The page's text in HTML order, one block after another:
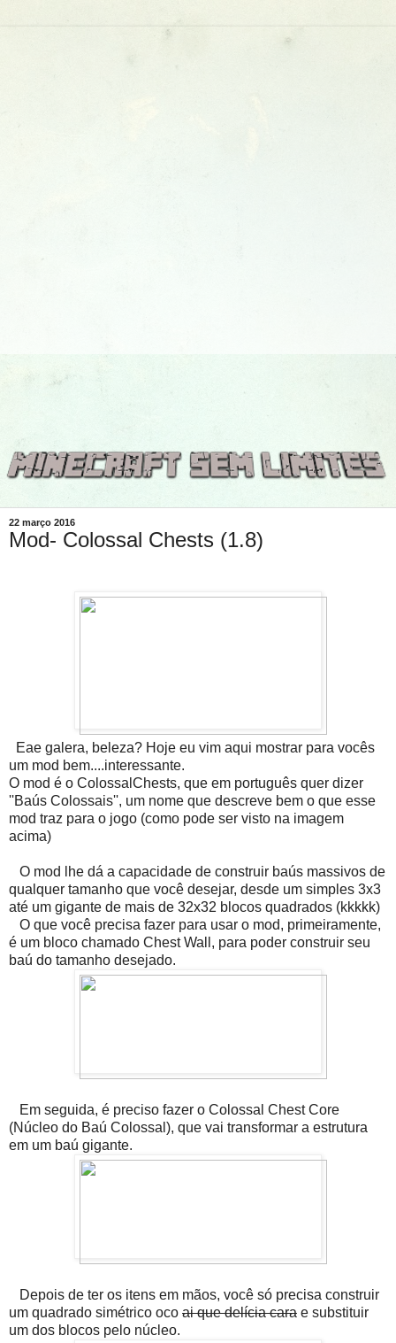
22 março 2016
Mod- Colossal Chests (1.8)
Eae galera, beleza? Hoje eu vim aqui mostrar para vocês
um mod bem....interessante.
O mod é o ColossalChests, que em português quer dizer
''Baús Colossais'', um nome que descreve bem o que esse
mod traz para o jogo (como pode ser visto na imagem
acima)
O mod lhe dá a capacidade de construir baús massivos de
qualquer tamanho que você desejar, desde um simples 3x3
até um gigante de mais de 32x32 blocos quadrados (kkkkk)
O que você precisa fazer para usar o mod, primeiramente,
é um bloco chamado Chest Wall, para poder construir seu
baú do tamanho desejado.
Em seguida, é preciso fazer o Colossal Chest Core
(Núcleo do Baú Colossal), que vai transformar a estrutura
em um baú gigante.
Depois de ter os itens em mãos, você só precisa construir
um quadrado simétrico oco ai que delícia cara e substituir
um dos blocos pelo núcleo.